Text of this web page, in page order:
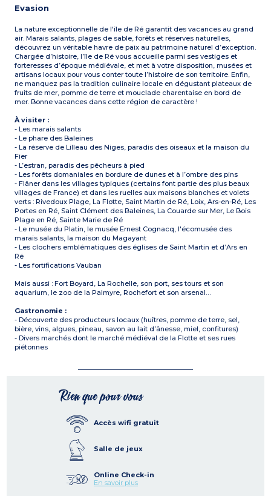
Evasion
La nature exceptionnelle de l'île de Ré garantit des vacances au grand
air. Marais salants, plages de sable, forêts et réserves naturelles,
découvrez un véritable havre de paix au patrimoine naturel d’exception.
Chargée d’histoire, l’île de Ré vous accueille parmi ses vestiges et
forteresses d’époque médiévale, et met à votre disposition, musées et
artisans locaux pour vous conter toute l’histoire de son territoire. Enfin,
ne manquez pas la tradition culinaire locale en dégustant plateaux de
fruits de mer, pomme de terre et mouclade charentaise en bord de
mer. Bonne vacances dans cette région de caractère !
À visiter :
- Les marais salants
- Le phare des Baleines
- La réserve de Lilleau des Niges, paradis des oiseaux et la maison du
Fier
- L’estran, paradis des pêcheurs à pied
- Les forêts domaniales en bordure de dunes et à l’ombre des pins
- Flâner dans les villages typiques (certains font partie des plus beaux
villages de France) et dans les ruelles aux maisons blanches et volets
verts : Rivedoux Plage, La Flotte, Saint Martin de Ré, Loix, Ars-en-Ré, Les
Portes en Ré, Saint Clément des Baleines, La Couarde sur Mer, Le Bois
Plage en Ré, Sainte Marie de Ré
- Le musée du Platin, le musée Ernest Cognacq, l'écomusée des
marais salants, la maison du Magayant
- Les clochers emblématiques des églises de Saint Martin et d’Ars en
Ré
- Les fortifications Vauban
Mais aussi : Fort Boyard, La Rochelle, son port, ses tours et son
aquarium, le zoo de la Palmyre, Rochefort et son arsenal…
Gastronomie :
- Découverte des producteurs locaux (huîtres, pomme de terre, sel,
bière, vins, algues, pineau, savon au lait d’ânesse, miel, confitures)
- Divers marchés dont le marché médiéval de la Flotte et ses rues
piétonnes
Rien que pour vous
Accès wifi gratuit
Salle de jeux
Online Check-in
En savoir plus